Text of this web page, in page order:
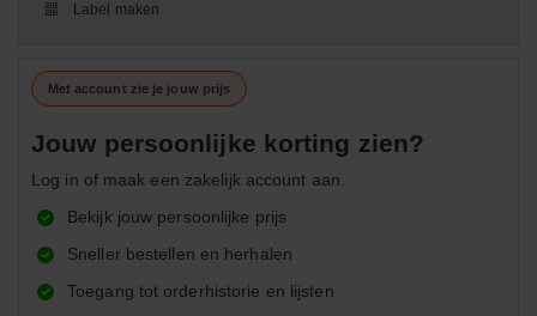
Label maken
Met account zie je jouw prijs
Jouw persoonlijke korting zien?
Log in of maak een zakelijk account aan.
Bekijk jouw persoonlijke prijs
Sneller bestellen en herhalen
Toegang tot orderhistorie en lijsten